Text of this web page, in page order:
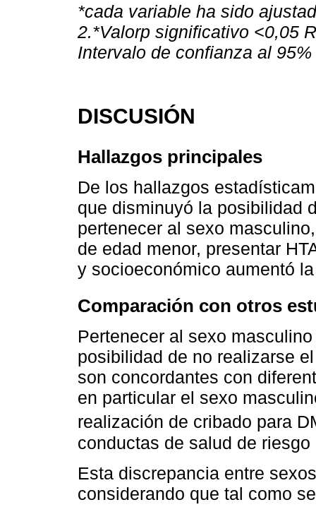
*cada variable ha sido
2.*Valorp significativo <0,05
Intervalo de confianza al 95%
DISCUSIÓN
Hallazgos principales
De los hallazgos
que disminuyó la posibilidad
pertenecer al sexo
de edad menor, presentar
y socioeconómico aumentó
Comparación con otros
Pertenecer al sexo
posibilidad de no realizarse
son concordantes con
en particular el sexo
realización de cribado para
conductas de salud de
Esta discrepancia entre
considerando que tal como